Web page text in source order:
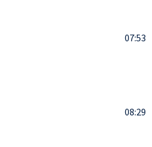
07:53
08:29